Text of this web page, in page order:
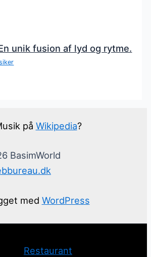
unik fusion af lyd og rytme.
på Wikipedia?
BasimWorld
med WordPress
Restaurant